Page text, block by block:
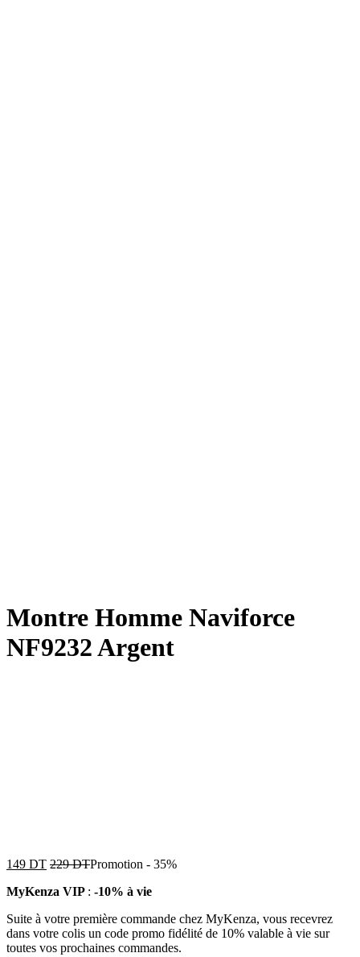
Montre Homme Naviforce
NF9232 Argent
149 DT 229DTPromotion - 35%
MyKenza VIP : -10% à vie
Suite à votre première commande chez MyKenza, vous recevrez
dans votre colis un code promo fidélité de 10% valable à vie sur
toutes vos prochaines commandes.